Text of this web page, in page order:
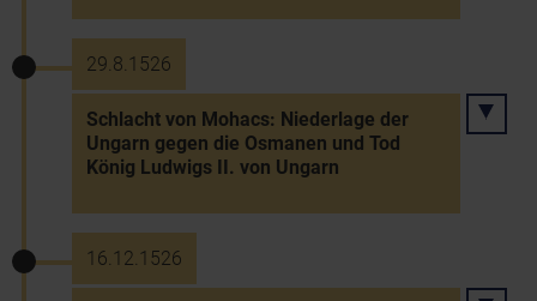
29.8.1526
Schlacht von Mohacs: Niederlage der
Ungarn gegen die Osmanen und Tod
König Ludwigs II. von Ungarn
16.12.1526